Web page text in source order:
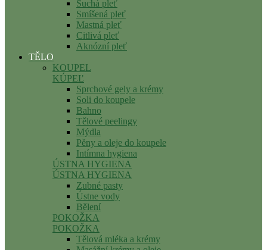
Suchá pleť
Smíšená pleť
Mastná pleť
Citlivá pleť
Aknózní pleť
TĚLO
KOUPEL
KÚPEĽ
Sprchové gely a krémy
Soli do koupele
Bahno
Tělové peelingy
Mýdla
Pěny a oleje do koupele
Intímna hygiena
ÚSTNA HYGIENA
ÚSTNA HYGIENA
Zubné pasty
Ústne vody
Bělení
POKOŽKA
POKOŽKA
Tělová mléka a krémy